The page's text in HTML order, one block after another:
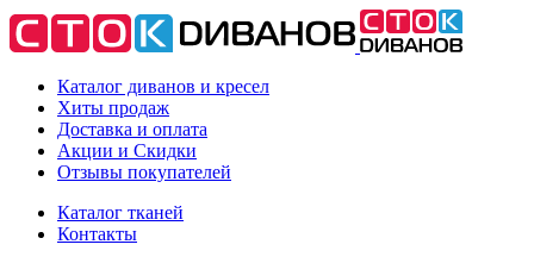
Каталог диванов и кресел
Хиты продаж
Доставка и оплата
Акции и Скидки
Отзывы покупателей
Каталог тканей
Контакты